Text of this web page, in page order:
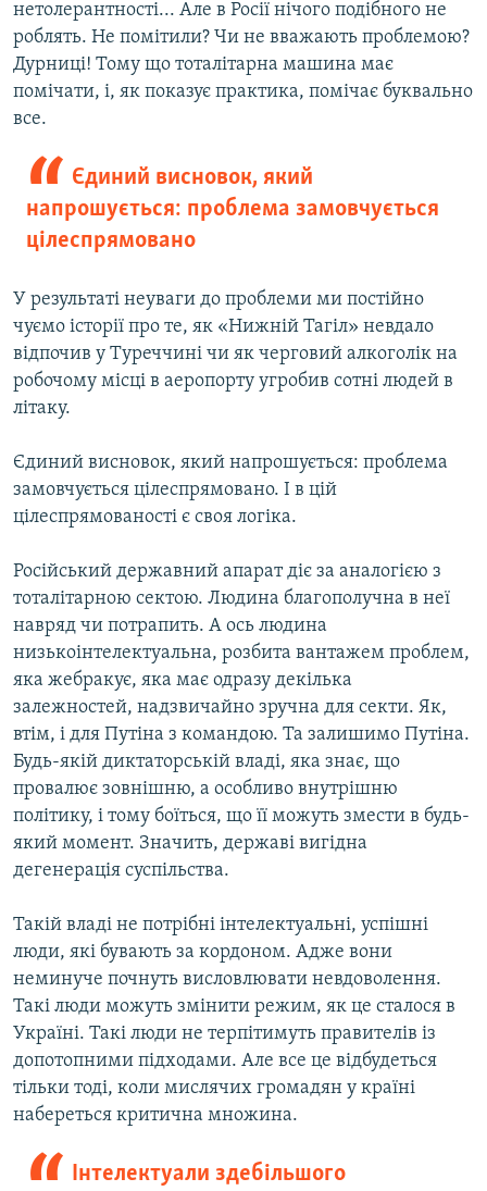
нетолерантності... Але в Росії нічого подібного не
роблять. Не помітили? Чи не вважають проблемою?
Дурниці! Тому що тоталітарна машина має
помічати, і, як показує практика, помічає буквально
все.
Єдиний висновок, який
напрошується: проблема замовчується
цілеспрямовано
У результаті неуваги до проблеми ми постійно
чуємо історії про те, як «Нижній Тагіл» невдало
відпочив у Туреччині чи як черговий алкоголік на
робочому місці в аеропорту угробив сотні людей в
літаку.
Єдиний висновок, який напрошується: проблема
замовчується цілеспрямовано. І в цій
цілеспрямованості є своя логіка.
Російський державний апарат діє за аналогією з
тоталітарною сектою. Людина благополучна в неї
навряд чи потрапить. А ось людина
низькоінтелектуальна, розбита вантажем проблем,
яка жебракує, яка має одразу декілька
залежностей, надзвичайно зручна для секти. Як,
втім, і для Путіна з командою. Та залишимо Путіна.
Будь-якій диктаторській владі, яка знає, що
провалює зовнішню, а особливо внутрішню
політику, і тому боїться, що її можуть змести в будь-
який момент. Значить, державі вигідна
дегенерація суспільства.
Такій владі не потрібні інтелектуальні, успішні
люди, які бувають за кордоном. Адже вони
неминуче почнуть висловлювати невдоволення.
Такі люди можуть змінити режим, як це сталося в
Україні. Такі люди не терпітимуть правителів із
допотопними підходами. Але все це відбудеться
тільки тоді, коли мислячих громадян у країні
набереться критична множина.
Інтелектуали здебільшого